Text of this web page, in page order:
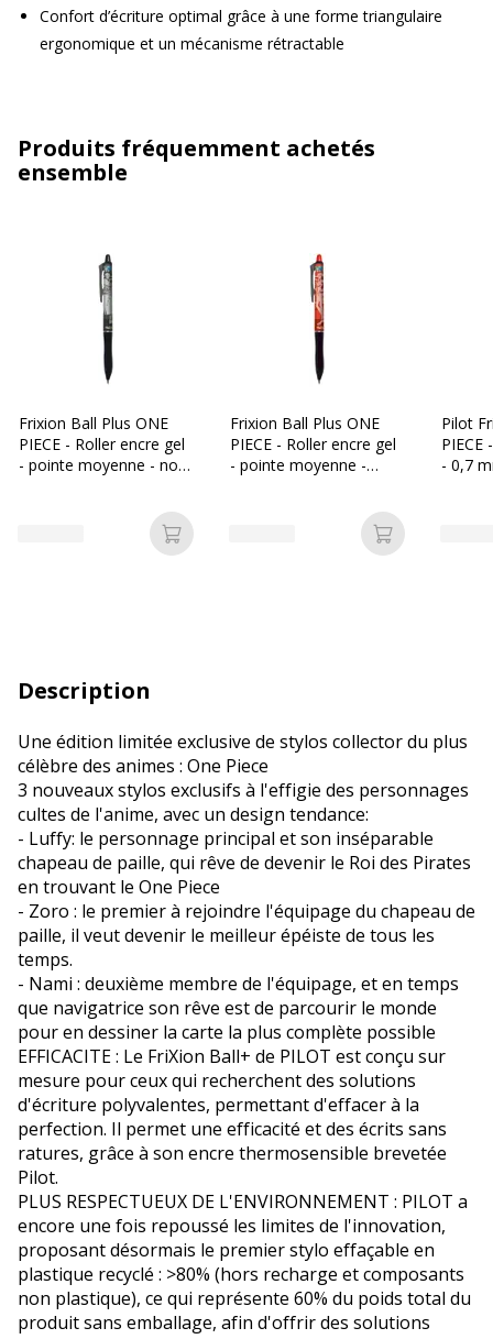
Confort d’écriture optimal grâce à une forme triangulaire
ergonomique et un mécanisme rétractable
Produits fréquemment achetés
ensemble
Frixion Ball Plus ONE
PIECE - Roller encre gel
- pointe moyenne - noir
Ajouter au panier
Frixion Ball Plus ONE
PIECE - Roller encre gel
- pointe moyenne -
Ajouter au
Pilot
PIECE
- 0,7
Description
Une édition limitée exclusive de stylos collector du plus
célèbre des animes : One Piece
3 nouveaux stylos exclusifs à l'effigie des personnages
cultes de l'anime, avec un design tendance:
- Luffy: le personnage principal et son inséparable
chapeau de paille, qui rêve de devenir le Roi des Pirates
en trouvant le One Piece
- Zoro : le premier à rejoindre l'équipage du chapeau de
paille, il veut devenir le meilleur épéiste de tous les
temps.
- Nami : deuxième membre de l'équipage, et en temps
que navigatrice son rêve est de parcourir le monde
pour en dessiner la carte la plus complète possible
EFFICACITE : Le FriXion Ball+ de PILOT est conçu sur
mesure pour ceux qui recherchent des solutions
d'écriture polyvalentes, permettant d'effacer à la
perfection. Il permet une efficacité et des écrits sans
ratures, grâce à son encre thermosensible brevetée
Pilot.
PLUS RESPECTUEUX DE L'ENVIRONNEMENT : PILOT a
encore une fois repoussé les limites de l'innovation,
proposant désormais le premier stylo effaçable en
plastique recyclé : >80% (hors recharge et composants
non plastique), ce qui représente 60% du poids total du
produit sans emballage, afin d'offrir des solutions